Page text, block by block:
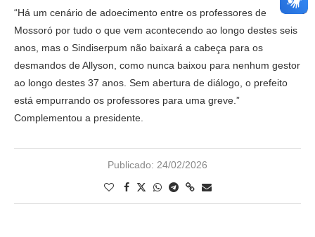
“Há um cenário de adoecimento entre os professores de
Mossoró por tudo o que vem acontecendo ao longo destes seis
anos, mas o Sindiserpum não baixará a cabeça para os
desmandos de Allyson, como nunca baixou para nenhum gestor
ao longo destes 37 anos. Sem abertura de diálogo, o prefeito
está empurrando os professores para uma greve.”
Complementou a presidente.
Publicado: 24/02/2026